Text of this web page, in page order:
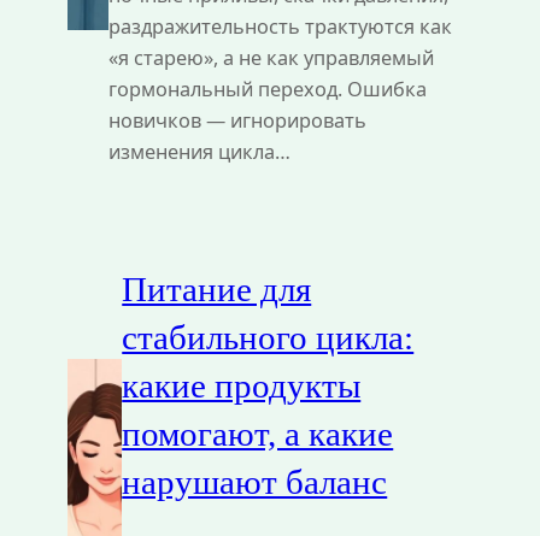
раздражительность трактуются как
«я старею», а не как управляемый
гормональный переход. Ошибка
новичков — игнорировать
изменения цикла…
Питание для
стабильного цикла:
какие продукты
помогают, а какие
нарушают баланс